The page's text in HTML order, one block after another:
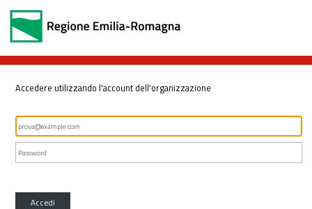
Accedere utilizzando l'account dell'organizzazione
Accedi